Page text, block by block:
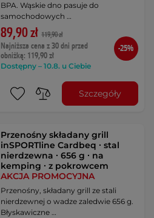
BPA. Wąskie dno pasuje do
samochodowych …
89,90 zł 119,90 zł
Najniższa cena z 30 dni przed
obniżką: 119,90 zł
Dostępny – 10.8. u Ciebie
-25%
Szczegóły
Przenośny składany grill
inSPORTline Cardbeq ∙ stal
nierdzewna ∙ 656 g ∙ na
kemping ∙ z pokrowcem
AKCJA PROMOCYJNA
Przenośny, składany grill ze stali
nierdzewnej o wadze zaledwie 656 g.
Błyskawiczne …